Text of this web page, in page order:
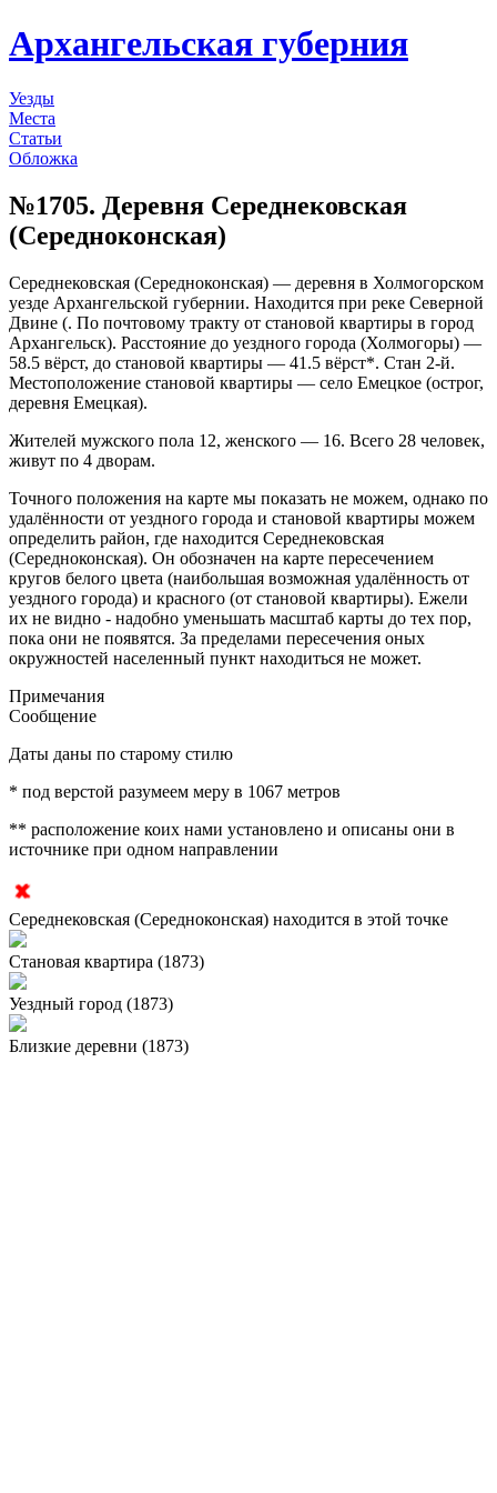
Архангельская губерния
Уезды
Места
Статьи
Обложка
№1705. Деревня Середнековская
(Середноконская)
Середнековская (Середноконская) — деревня в Холмогорском
уезде Архангельской губернии. Находится при реке Северной
Двине (. По почтовому тракту от становой квартиры в город
Архангельск). Расстояние до уездного города (Холмогоры) —
58.5 вёрст, до становой квартиры — 41.5 вёрст*. Стан 2-й.
Местоположение становой квартиры — село Емецкое (острог,
деревня Емецкая).
Жителей мужского пола 12, женского — 16. Всего 28 человек,
живут по 4 дворам.
Точного положения на карте мы показать не можем, однако по
удалённости от уездного города и становой квартиры можем
определить район, где находится Середнековская
(Середноконская). Он обозначен на карте пересечением
кругов белого цвета (наибольшая возможная удалённость от
уездного города) и красного (от становой квартиры). Ежели
их не видно - надобно уменьшать масштаб карты до тех пор,
пока они не появятся. За пределами пересечения оных
окружностей населенный пункт находиться не может.
Примечания
Сообщение
Даты даны по старому стилю
* под верстой разумеем меру в 1067 метров
** расположение коих нами установлено и описаны они в
источнике при одном направлении
Середнековская (Середноконская) находится в этой точке
Становая квартира (1873)
Уездный город (1873)
Близкие деревни (1873)